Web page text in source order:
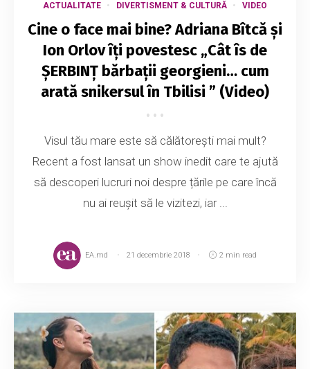
ACTUALITATE DIVERTISMENT & CULTURĂ VIDEO
Cine o face mai bine? Adriana Bîtcă și
Ion Orlov îți povestesc „Cât îs de
ȘERBINȚ bărbații georgieni… cum
arată snikersul în Tbilisi ” (Video)
Visul tău mare este să călătorești mai mult?
Recent a fost lansat un show inedit care te ajută
să descoperi lucruri noi despre țările pe care încă
nu ai reușit să le vizitezi, iar ...
EA.md 21 decembrie 2018 2 min read